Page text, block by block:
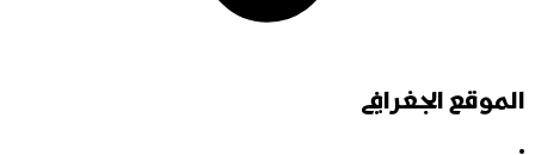
الموقع الجغرافي